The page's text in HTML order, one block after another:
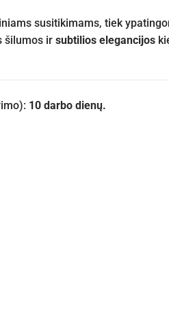
susitikimams, tiek
šilumos ir subtilios elegancijos
10 darbo dienų.